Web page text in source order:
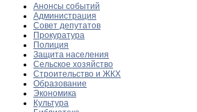
Анонсы событий
Администрация
Совет депутатов
Прокуратура
Полиция
Защита населения
Сельское хозяйство
Строительство и ЖКХ
Образование
Экономика
Культура